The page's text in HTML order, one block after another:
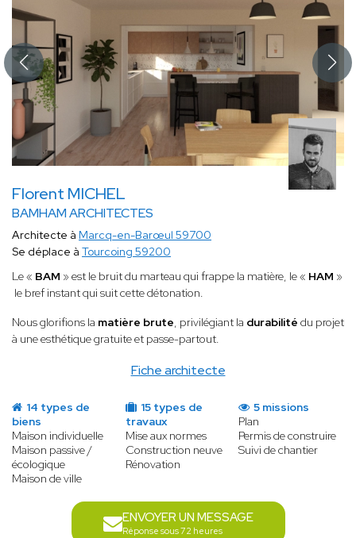
Florent MICHEL
BAMHAM ARCHITECTES
Fiche architecte
Architecte à Marcq-en-Barœul 59700
Se déplace à Tourcoing 59200
Le « BAM » est le bruit du marteau qui frappe la matière, le « HAM »
le bref instant qui suit cette détonation.
Nous glorifions la matière brute, privilégiant la durabilité du projet
à une esthétique gratuite et passe-partout.
14 types de
biens
Maison individuelle
Maison passive /
écologique
Maison de ville
15 types de
travaux
Mise aux normes
Construction neuve
Rénovation
5 missions
Plan
Permis de construire
Suivi de chantier
ENVOYER UN MESSAGE
Réponse sous 72 heures